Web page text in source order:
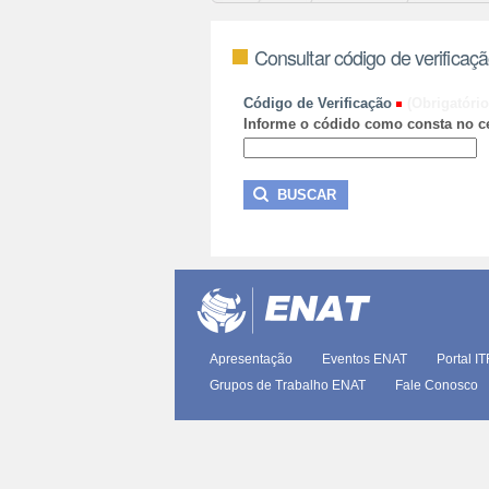
Consultar código de
Código de Verificação
Informe o códido como consta no
Apresentação Eventos ENAT Portal
Grupos de Trabalho ENAT
Fale Conosco